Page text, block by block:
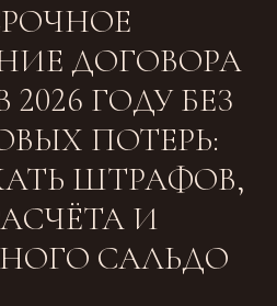
ДОГОВОРА
ГОДУ БЕЗ
ПОТЕРЬ:
ШТРАФОВ,
И
САЛЬДО